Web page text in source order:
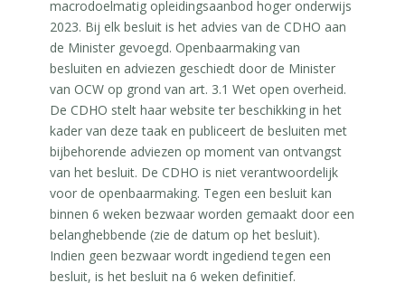
macrodoelmatig opleidingsaanbod hoger onderwijs
2023. Bij elk besluit is het advies van de CDHO aan
de Minister gevoegd. Openbaarmaking van
besluiten en adviezen geschiedt door de Minister
van OCW op grond van art. 3.1 Wet open overheid.
De CDHO stelt haar website ter beschikking in het
kader van deze taak en publiceert de besluiten met
bijbehorende adviezen op moment van ontvangst
van het besluit. De CDHO is niet verantwoordelijk
voor de openbaarmaking. Tegen een besluit kan
binnen 6 weken bezwaar worden gemaakt door een
belanghebbende (zie de datum op het besluit).
Indien geen bezwaar wordt ingediend tegen een
besluit, is het besluit na 6 weken definitief.